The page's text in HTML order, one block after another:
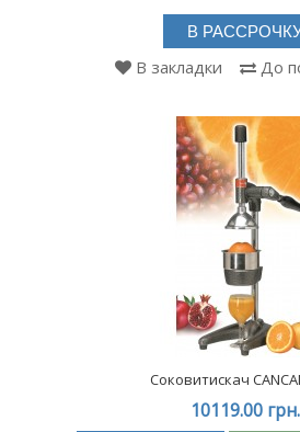
В
В закладки До
Соковитискач
10119.00 грн.